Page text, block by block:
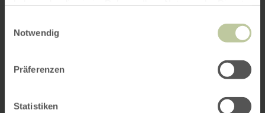
Notwendig
Präferenzen
Statistiken